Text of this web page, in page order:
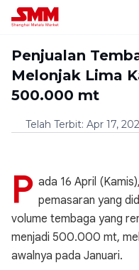
Penjualan
Melonjak Lima
500.000 mt
Telah Terbit: Apr 17,
P ada 16 April
pemasaran yang
volume tembaga yang
menjadi 500.000 mt,
awalnya pada Januari.